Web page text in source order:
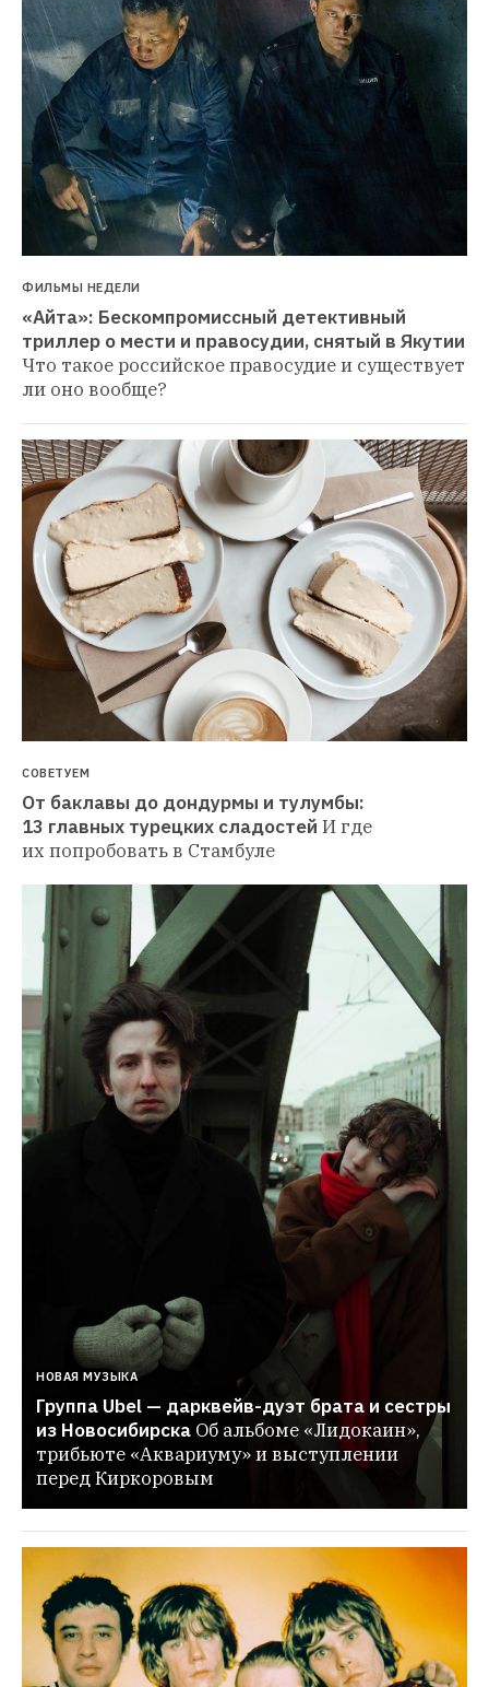
ФИЛЬМЫ НЕДЕЛИ
«Айта»: Бескомпромиссный детективный
триллер о мести и правосудии, снятый в Якутии
Что такое российское правосудие и существует
ли оно вообще?
СОВЕТУЕМ
От баклавы до дондурмы и тулумбы:
13 главных турецких сладостей И где
их попробовать в Стамбуле
НОВАЯ МУЗЫКА
Группа Ubel — дарквейв-дуэт брата и сестры
из Новосибирска Об альбоме «Лидокаин»,
трибьюте «Аквариуму» и выступлении
перед Киркоровым